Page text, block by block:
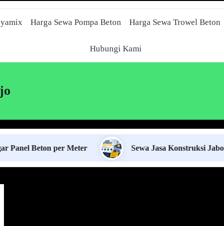
Harga Sewa Pompa Beton Harga Sewa Trowel Beton
Hubungi Kami
per Meter Sewa Jasa Konstruksi Jabodetabek